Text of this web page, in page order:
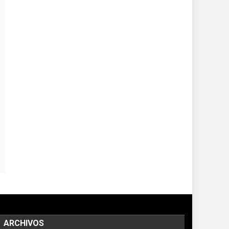
ARCHIVOS